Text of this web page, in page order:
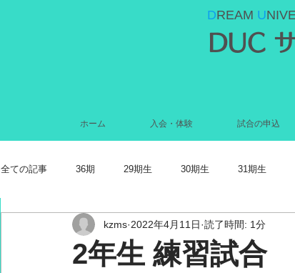
DREAM U
DUC
ホーム 入会・体験 試合の申込
全ての記事 36期 29期生 30期生 31期生
2024年7月 2022年11月 2022年5月 2022年4月
2年生 練習試合
kzms 2022年4月11日 読了時間: 1分